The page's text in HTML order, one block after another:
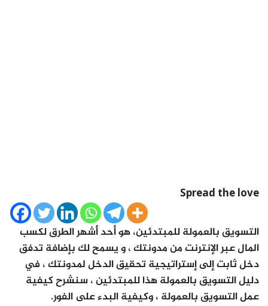
Spread the love
التسويق بالعمولة للمبتدئين، هو أحد أشهر الطرق لكسب
المال عبر الإنترنت من مدونتك ، و يسمح لك بإضافة تدفق
دخل ثابت إلى إستراتيجية تحقيق الدخل لمدونتك ، في
دليل التسويق بالعمولة هذا للمبتدئين ، سنشرح كيفية
عمل التسويق بالعمولة ، وكيفية البدء على الفور.